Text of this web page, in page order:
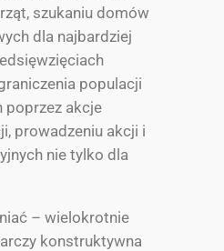
szukaniu domów
dla najbardziej
populacji
poprzez akcje
prowadzeniu akcji i
nie tylko dla
– wielokrotnie
konstruktywna